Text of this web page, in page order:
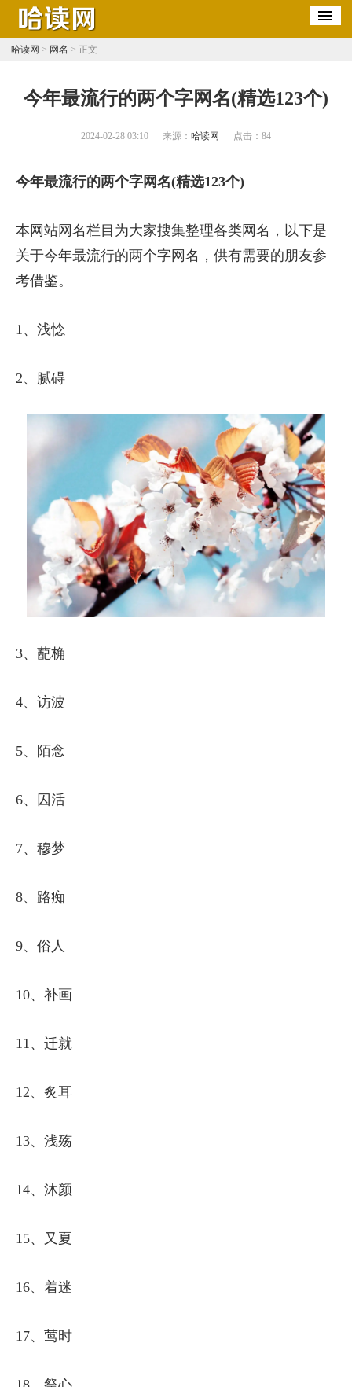
哈读网 > 网名 > 正文
​今年最流行的两个字网名(精选123个)
2024-02-28 03:10 来源： 哈读网 点击： 84
今年最流行的两个字网名(精选123个)
本网站网名栏目为大家搜集整理各类网名，以下是
关于今年最流行的两个字网名，供有需要的朋友参
考借鉴。
1、浅惗
2、腻碍
3、蓜桷
4、访波
5、陌念
6、囚活
7、穆梦
8、路痴
9、俗人
10、补画
11、迁就
12、炙耳
13、浅殇
14、沐颜
15、又夏
16、着迷
17、莺时